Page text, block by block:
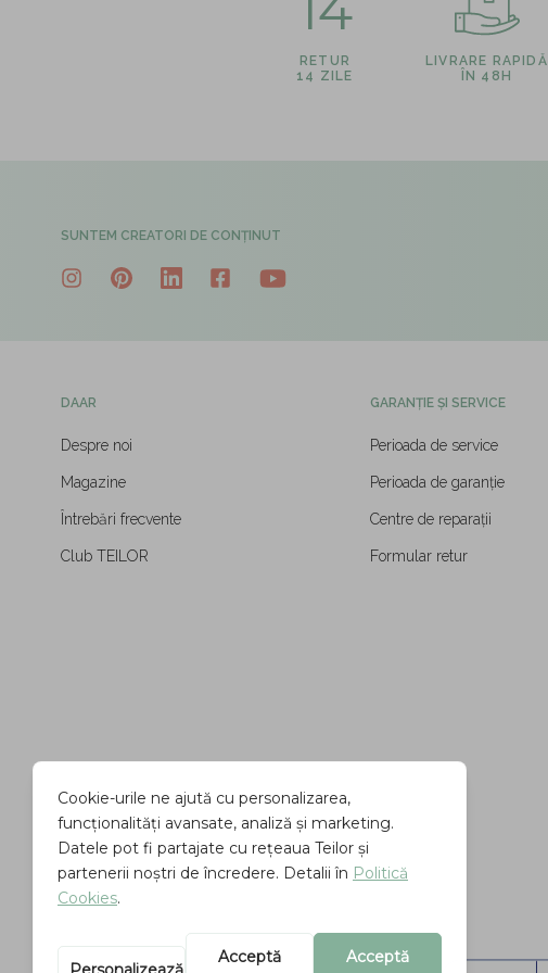
RETUR
14 ZILE
LIVRARE RAPIDĂ
ÎN 48H
SUNTEM CREATORI DE CONȚINUT
DAAR
Despre noi
Magazine
Întrebări frecvente
Club TEILOR
GARANȚIE ȘI SERVICE
Perioada de service
Perioada de garanție
Centre de reparații
Formular retur